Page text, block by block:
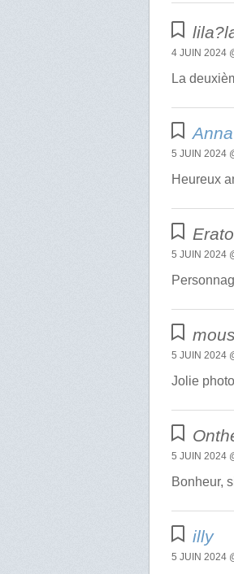
4 JUIN 2024
La
5 JUIN 2024
Heureux
5 JUIN 2024
5 JUIN 2024
Jolie
5 JUIN 2024
Bonheur,
illy
5 JUIN 2024